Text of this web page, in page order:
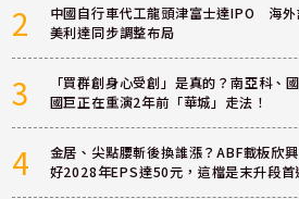
2
中國自行車代工龍頭津富士達IPO 海外
美利達同步調整布局
3
「買群創身心受創」是真的？南亞科、
國巨正在重演2年前「華城」走法！
4
金居、尖點腰斬後換誰漲？ABF載板欣
好2028年EPS達50元，這檔是末升段首